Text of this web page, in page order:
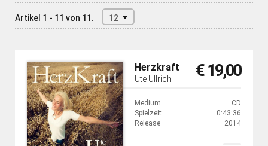
Artikel 1 - 11 von 11. 12
Herzkraft
Ute Ullrich € 19,00
Medium
CD
Spielzeit
0:43:36
Release
2014